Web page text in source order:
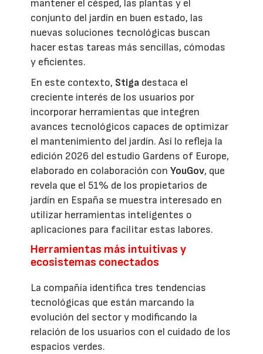
mantener el césped, las plantas y el
conjunto del jardín en buen estado, las
nuevas soluciones tecnológicas buscan
hacer estas tareas más sencillas, cómodas
y eficientes.
En este contexto, Stiga destaca el
creciente interés de los usuarios por
incorporar herramientas que integren
avances tecnológicos capaces de optimizar
el mantenimiento del jardín. Así lo refleja la
edición 2026 del estudio Gardens of Europe,
elaborado en colaboración conYouGov, que
revela que el 51% de los propietarios de
jardín en España se muestra interesado en
utilizar herramientas inteligentes o
aplicaciones para facilitar estas labores.
Herramientas más intuitivas y
ecosistemas conectados
La compañía identifica tres tendencias
tecnológicas que están marcando la
evolución del sector y modificando la
relación de los usuarios con el cuidado de los
espacios verdes.